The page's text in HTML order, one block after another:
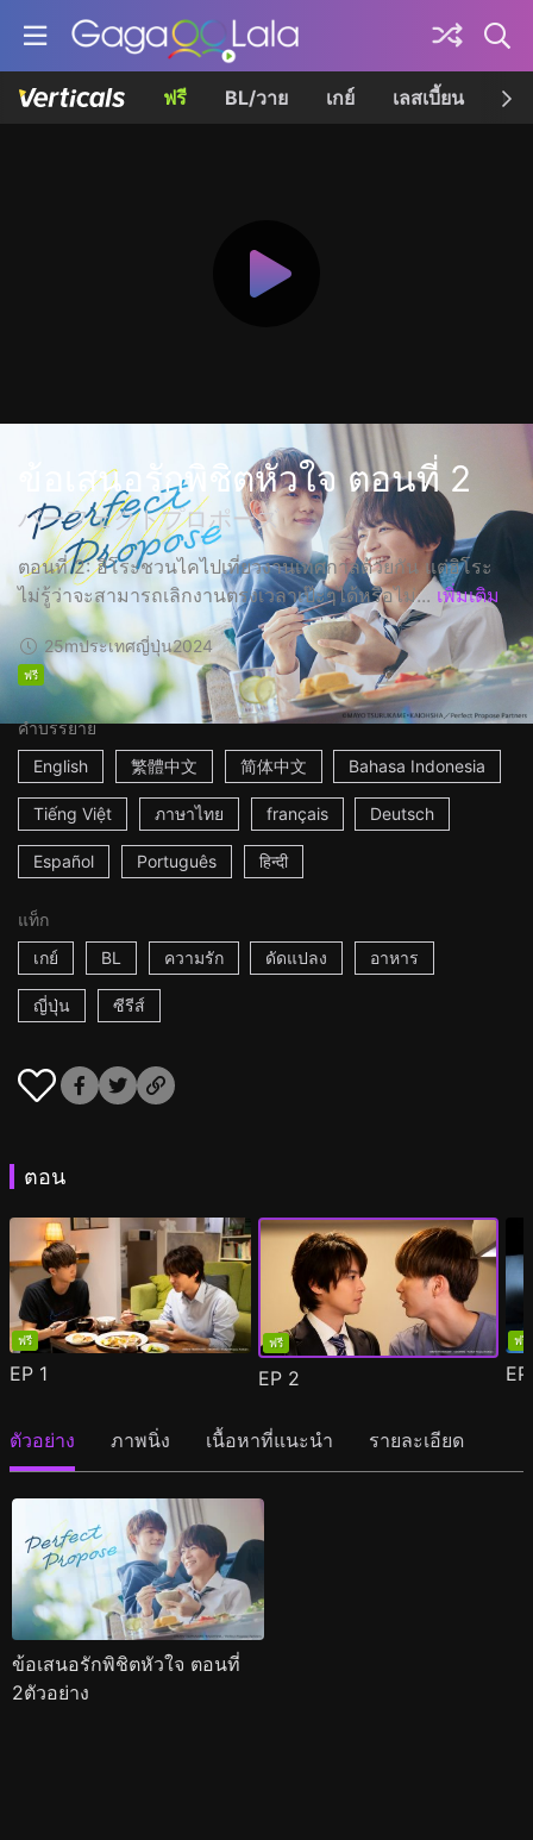
ฟรี BL/วาย เกย์ เลสเบี้ยน เค
ข้อเสนอรักพิชิตหัวใจ ตอนที่ 2
パーフェクトプロポーズ
ตอนที่ 2: ฮิโระชวนไคไปเที่ยวงานเทศกาลด้วยกัน แต่ฮิโระ
ไม่รู้ว่าจะสามารถเลิกงานตรงเวลาเป๊ะๆได้หรือไม่... เพิ่มเติม
25mประเทศญี่ปุ่น2024
ฟรี
คำบรรยาย
English
繁體中文 简体中文 Bahasa Indonesia
Tiếng Việt ภาษาไทย français Deutsch
Español Português हिन्दी
แท็ก
เกย์
BL ความรัก ดัดแปลง อาหาร
ญี่ปุ่น ซีรีส์
ตอน
ฟรี
EP 1
ฟรี
EP 2
ฟรี
ตัวอย่าง ภาพนิ่ง เนื้อหาที่แนะนำ รายละเอียด
ข้อเสนอรักพิชิตหัวใจ ตอนที่
2ตัวอย่าง